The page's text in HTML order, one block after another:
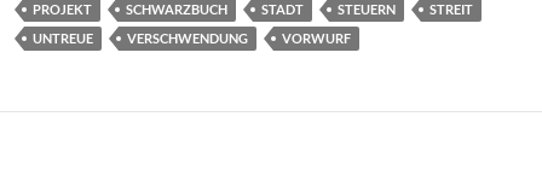
PROJEKT
SCHWARZBUCH STADT STEUERN
STREIT
UNTREUE
VERSCHWENDUNG VORWURF